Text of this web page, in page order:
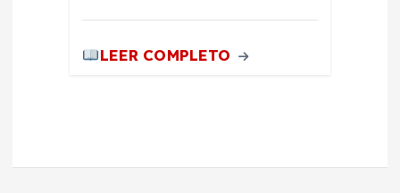
LEER COMPLETO